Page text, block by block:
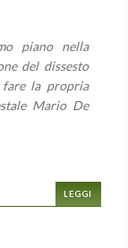
piano nella
del dissesto
fare la propria
Mario De
LEGGI